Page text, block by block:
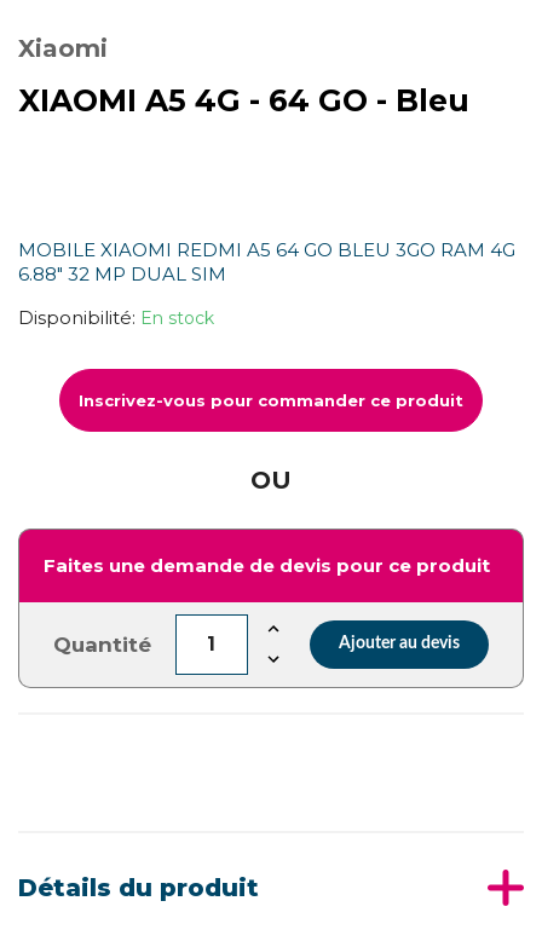
Xiaomi
XIAOMI A5 4G - 64 GO - Bleu
MOBILE XIAOMI REDMI A5 64 GO BLEU 3GO RAM 4G
6.88" 32 MP DUAL SIM
Disponibilité: En stock
Inscrivez-vous pour commander ce produit
OU
Faites une demande de devis pour ce produit
Quantité Ajouter au devis
Détails du produit